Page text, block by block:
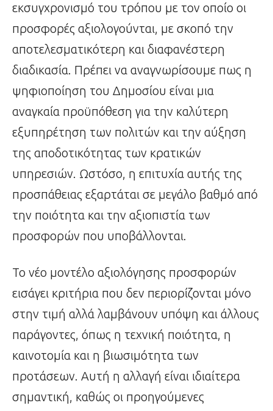
εκσυγχρονισμό του τρόπου με τον οποίο οι
προσφορές αξιολογούνται, με σκοπό την
αποτελεσματικότερη και διαφανέστερη
διαδικασία. Πρέπει να αναγνωρίσουμε πως η
ψηφιοποίηση του Δημοσίου είναι μια
αναγκαία προϋπόθεση για την καλύτερη
εξυπηρέτηση των πολιτών και την αύξηση
της αποδοτικότητας των κρατικών
υπηρεσιών. Ωστόσο, η επιτυχία αυτής της
προσπάθειας εξαρτάται σε μεγάλο βαθμό από
την ποιότητα και την αξιοπιστία των
προσφορών που υποβάλλονται.
Το νέο μοντέλο αξιολόγησης προσφορών
εισάγει κριτήρια που δεν περιορίζονται μόνο
στην τιμή αλλά λαμβάνουν υπόψη και άλλους
παράγοντες, όπως η τεχνική ποιότητα, η
καινοτομία και η βιωσιμότητα των
προτάσεων. Αυτή η αλλαγή είναι ιδιαίτερα
σημαντική, καθώς οι προηγούμενες